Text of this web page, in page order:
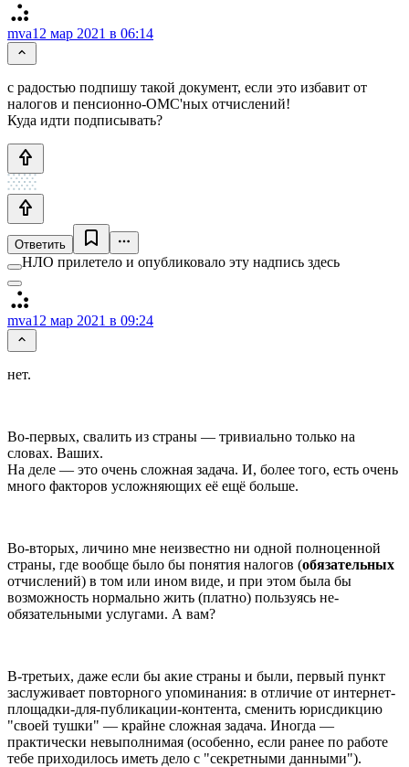
mva12 мар 2021 в 06:14
с радостью подпишу такой документ, если это избавит от
налогов и пенсионно-ОМС'ных отчислений!
Куда идти подписывать?
Ответить
НЛО прилетело и опубликовало эту надпись здесь
mva12 мар 2021 в 09:24
нет.
Во-первых, свалить из страны — тривиально только на
словах. Ваших.
На деле — это очень сложная задача. И, более того, есть очень
много факторов усложняющих её ещё больше.
Во-вторых, личино мне неизвестно ни одной полноценной
страны, где вообще было бы понятия налогов (обязательных
отчислений) в том или ином виде, и при этом была бы
возможность нормально жить (платно) пользуясь не-
обязательными услугами. А вам?
В-третьих, даже если бы акие страны и были, первый пункт
заслуживает повторного упоминания: в отличие от интернет-
площадки-для-публикации-контента, сменить юрисдикцию
"своей тушки" — крайне сложная задача. Иногда —
практически невыполнимая (особенно, если ранее по работе
тебе приходилось иметь дело с "секретными данными").